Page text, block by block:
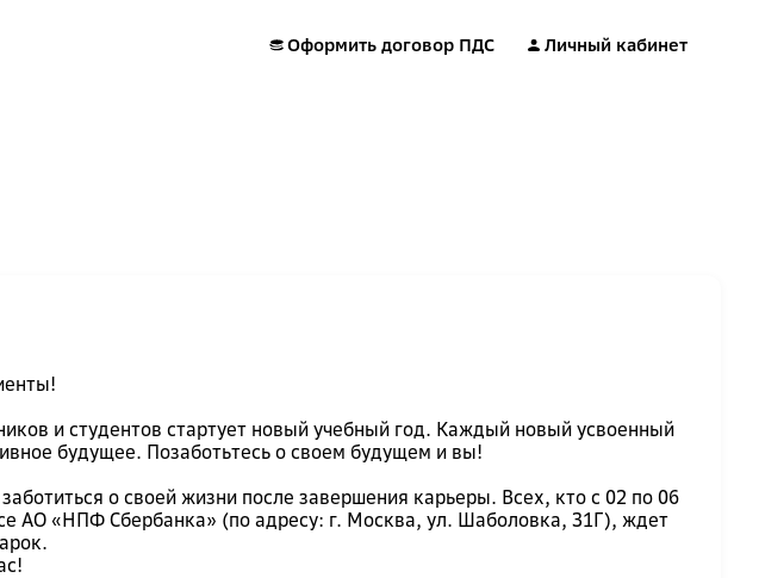
Оформить договор ПДС Личный кабинет
и студентов стартует новый учебный год. Каждый новый усвоенный
будущее. Позаботьтесь о своем будущем и вы!
о своей жизни после завершения карьеры. Всех, кто с 02 по 06
АО «НПФ Сбербанка» (по адресу: г. Москва, ул. Шаболовка, 31Г), ждет